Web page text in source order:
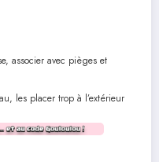
associer avec pièges et
les placer trop à l’extérieur